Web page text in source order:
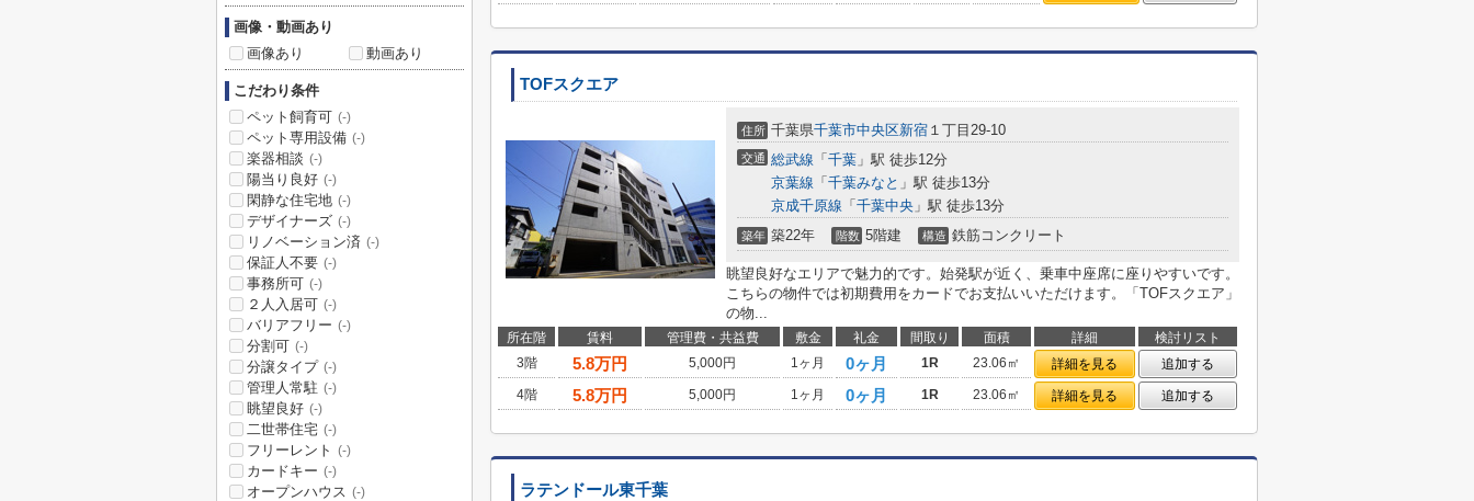
TOFスクエア
住所 千葉県千葉市中央区新宿 １丁目29-10
交通 総武線 「 千葉 」駅 徒歩12分
京葉線 「 千葉みなと 」駅 徒歩13分
京成千原線 「 千葉中央 」駅 徒歩13分
築年 築22年 階数 5階建 構造 鉄筋コンクリート
眺望良好なエリアで魅力的です。始発駅が近く、乗車中座席に座りやすいです。
こちらの物件では初期費用をカードでお支払いいただけます。「TOFスクエア」
の物...
所在階 賃料 管理費・共益費 敷金 礼金 間取り 面積 詳細
検討リスト
3階
5.8万円 5,000円 1ヶ月 0ヶ月 1R 23.06㎡ 詳細を見る
追加する
4階
5.8万円 5,000円 1ヶ月 0ヶ月 1R 23.06㎡ 詳細を見る 追加する
ラテンドール東千葉
画像・動画あり
画像あり
動画あり
こだわり条件
ペット飼育可 (-)
ペット専用設備 (-)
楽器相談 (-)
陽当り良好 (-)
閑静な住宅地 (-)
デザイナーズ (-)
リノベーション済 (-)
保証人不要 (-)
事務所可 (-)
２人入居可 (-)
バリアフリー (-)
分割可 (-)
分譲タイプ (-)
管理人常駐 (-)
眺望良好 (-)
二世帯住宅 (-)
フリーレント (-)
カードキー (-)
オープンハウス (-)